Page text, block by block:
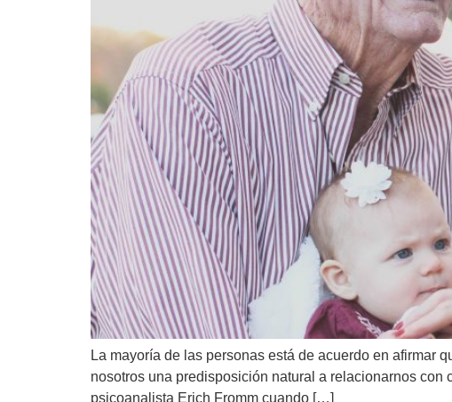
La mayoría de las personas está de acuerdo en afirmar
nosotros una predisposición natural a relacionarnos
psicoanalista Erich Fromm cuando […]